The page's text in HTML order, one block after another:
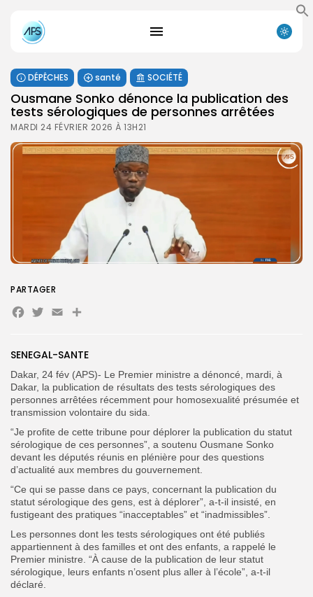
for:
FR
DÉPÊCHES santé SOCIÉTÉ
Ousmane Sonko dénonce la publication des
tests sérologiques de personnes arrêtées
MARDI 24 FÉVRIER 2026 À 13H21
SENEGAL-SANTE
Dakar, 24 fév (APS)- Le Premier ministre a dénoncé, mardi, à
Dakar, la publication de résultats des tests sérologiques des
personnes arrêtées récemment pour homosexualité présumée et
transmission volontaire du sida.
“Je profite de cette tribune pour déplorer la publication du statut
sérologique de ces personnes”, a soutenu Ousmane Sonko
devant les députés réunis en plénière pour des questions
d’actualité aux membres du gouvernement.
“Ce qui se passe dans ce pays, concernant la publication du
statut sérologique des gens, est à déplorer”, a-t-il insisté, en
fustigeant des pratiques “inacceptables” et “inadmissibles”.
Les personnes dont les tests sérologiques ont été publiés
appartiennent à des familles et ont des enfants, a rappelé le
Premier ministre. “À cause de la publication de leur statut
sérologique, leurs enfants n’osent plus aller à l’école”, a-t-il
déclaré.
PARTAGER
Facebook
Twitter
EmailPartager